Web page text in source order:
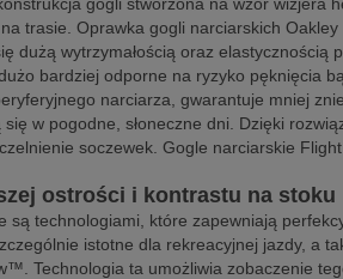
trasie. Oprawka gogli narciarskich
dużą wytrzymałością oraz
bardziej odporne na ryzyko pęknięcia
narciarza, gwarantuje mniej
w pogodne, słoneczne dni.
Dzięki
soczewek. Gogle narciarskie
ostrości i kontrastu na stoku
są technologiami, które zapewniają
istotne dla rekreacyjnej jazdy, a
Technologia ta umożliwia zobaczenie